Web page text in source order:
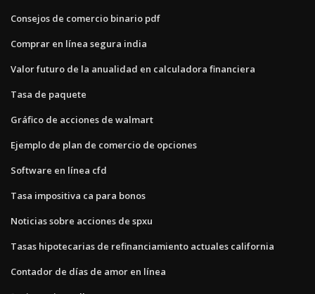
Consejos de comercio binario pdf
Comprar en línea segura india
Valor futuro de la anualidad en calculadora financiera
Tasa de paquete
Gráfico de acciones de walmart
Ejemplo de plan de comercio de opciones
Software en línea cfd
Tasa impositiva ca para bonos
Noticias sobre acciones de spxu
Tasas hipotecarias de refinanciamiento actuales california
Contador de días de amor en línea